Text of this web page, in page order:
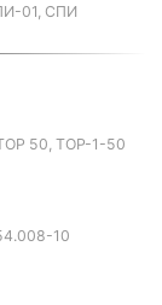
01, СПИ
50, ТОР-1-50
10